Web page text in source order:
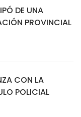
DE UNA
PROVINCIAL
CON LA
POLICIAL